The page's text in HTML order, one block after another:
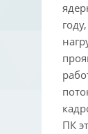
ПК